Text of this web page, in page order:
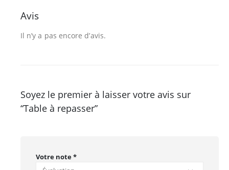
Avis
Il n’y a pas encore d’avis.
Soyez le premier à laisser votre avis sur
“Table à repasser”
Votre note*